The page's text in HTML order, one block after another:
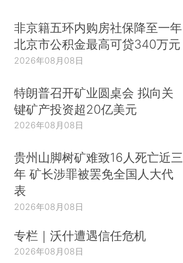
非京籍五环内购房社保降至一年
北京市公积金最高可贷340万元
2026年08月08日
特朗普召开矿业圆桌会 拟向关
键矿产投资超20亿美元
2026年08月08日
贵州山脚树矿难致16人死亡近三
年 矿长涉罪被罢免全国人大代
表
2026年08月08日
专栏｜沃什遭遇信任危机
2026年08月08日